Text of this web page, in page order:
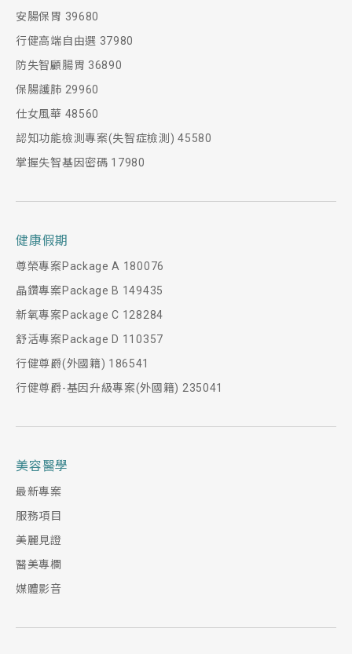
安腸保胃 39680
行健高端自由選 37980
防失智顧腸胃 36890
保腸護肺 29960
仕女風華 48560
認知功能檢測專案(失智症檢測) 45580
掌握失智基因密碼 17980
健康假期
尊榮專案Package A 180076
晶鑽專案Package B 149435
新氧專案Package C 128284
舒活專案Package D 110357
行健尊爵(外國籍) 186541
行健尊爵-基因升級專案(外國籍) 235041
美容醫學
最新專案
服務項目
美麗見證
醫美專欄
媒體影音